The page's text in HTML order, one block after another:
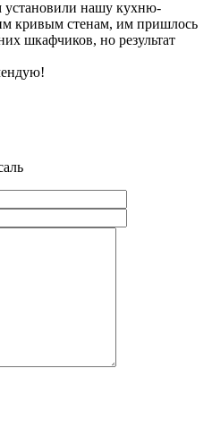
установили нашу кухню-
кривым стенам, им пришлось
шкафчиков, но результат